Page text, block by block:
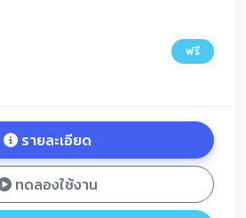
ฟรี
รายละเอียด
ทดลองใช้งาน